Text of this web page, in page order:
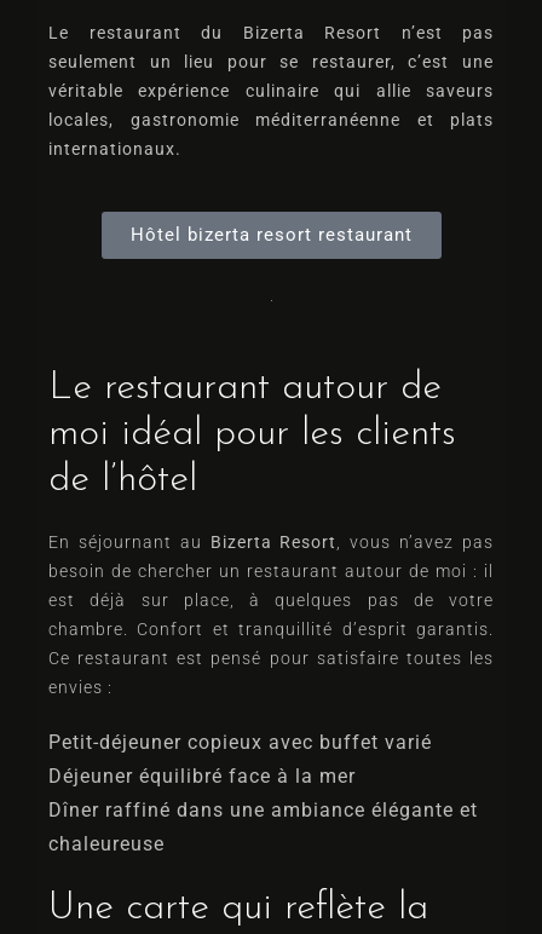
Le restaurant du Bizerta Resort n’est pas
seulement un lieu pour se restaurer, c’est une
véritable expérience culinaire qui allie saveurs
locales, gastronomie méditerranéenne et plats
internationaux.
Hôtel bizerta resort restaurant
Le restaurant autour de
moi idéal pour les clients
de l’hôtel
En séjournant au Bizerta Resort
, vous n’avez pas
besoin de chercher un restaurant autour de moi : il
est déjà sur place, à quelques pas de votre
chambre. Confort et tranquillité d’esprit garantis.
Ce restaurant est pensé pour satisfaire toutes les
envies :
Petit-déjeuner copieux avec buffet varié
Déjeuner équilibré face à la mer
Dîner raffiné dans une ambiance élégante et
chaleureuse
Une carte qui reflète la